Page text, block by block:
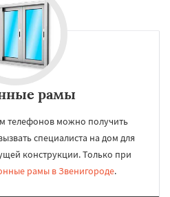
рамы
телефонов можно получить
специалиста на дом для
конструкции. Только при
рамы в Звенигороде.